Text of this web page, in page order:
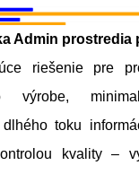
Admin prostredia
riešenie pre
výrobe,
toku
kvality –